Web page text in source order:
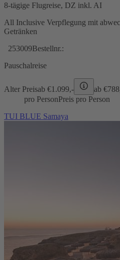
8-tägige Flugreise, DZ inkl. AI
All Inclusive Verpflegung mit
Getränken
253009Bestellnr.:
Pauschalreise
Alter Preisab €1.099,- ab €
pro PersonPreis pro Person
TUI BLUE Samaya